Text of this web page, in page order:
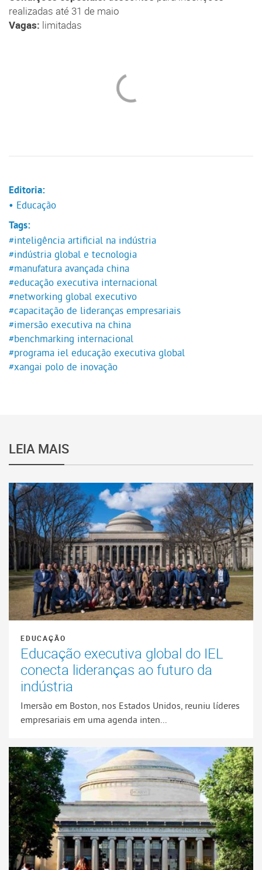
realizadas até 31 de maio
Vagas: limitadas
Editoria:
• Educação
Tags:
#inteligência artificial na indústria
#indústria global e tecnologia
#manufatura avançada china
#educação executiva internacional
#networking global executivo
#capacitação de lideranças empresariais
#imersão executiva na china
#benchmarking internacional
#programa iel educação executiva global
#xangai polo de inovação
LEIA MAIS
EDUCAÇÃO
Educação executiva global do IEL
conecta lideranças ao futuro da
indústria
Imersão em Boston, nos Estados Unidos, reuniu líderes
empresariais em uma agenda inten...